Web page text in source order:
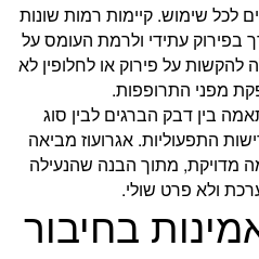
לכל שימוש. קיימות רמות שונות
בפירוק עתידי ולרמת העומס על
להקשות על פירוק או לחלופין לא
מפני התרופפות.
בין דבק הברגים לבין סוג
התפעוליות. אגרועוז מביאה
מדויקת, מתוך הבנה שהנעילה
ולא פרט שולי.
בחיבור